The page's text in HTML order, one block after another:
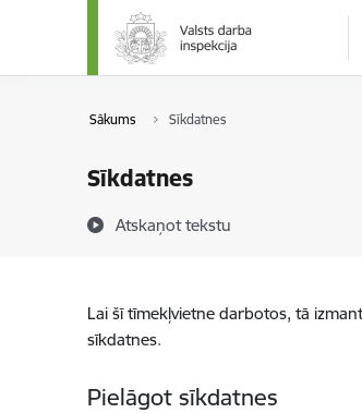
Pāriet uz lapas saturu
Sākums Sīkdatnes
Sīkdatnes
Atskaņot tekstu
Lai šī tīmekļvietne darbotos, tā
sīkdatnes.
Pielāgot sīkdatnes